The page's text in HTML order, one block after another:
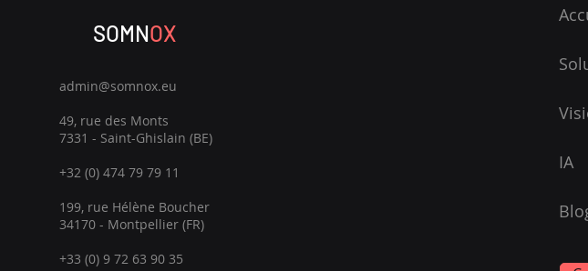
SOMNOX
admin@somnox.eu
49, rue des Monts
7331 - Saint-Ghislain (BE)
+32 (0) 474 79 79 11
199, rue Hélène Boucher
34170 - Montpellier (FR)
+33 (0) 9 72 63 90 35
IA